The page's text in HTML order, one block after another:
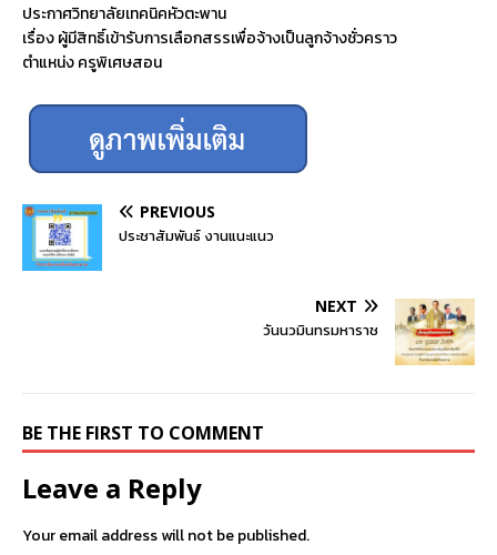
ประกาศวิทยาลัยเทคนิคหัวตะพาน
เรื่อง ผู้มีสิทธิ์เข้ารับการเลือกสรรเพื่อจ้างเป็นลูกจ้างชั่วคราว
ตำแหน่ง ครูพิเศษสอน
PREVIOUS
ประชาสัมพันธ์ งานแนะแนว
NEXT
วันนวมินทรมหาราช
BE THE FIRST TO COMMENT
Leave a Reply
Your email address will not be published.